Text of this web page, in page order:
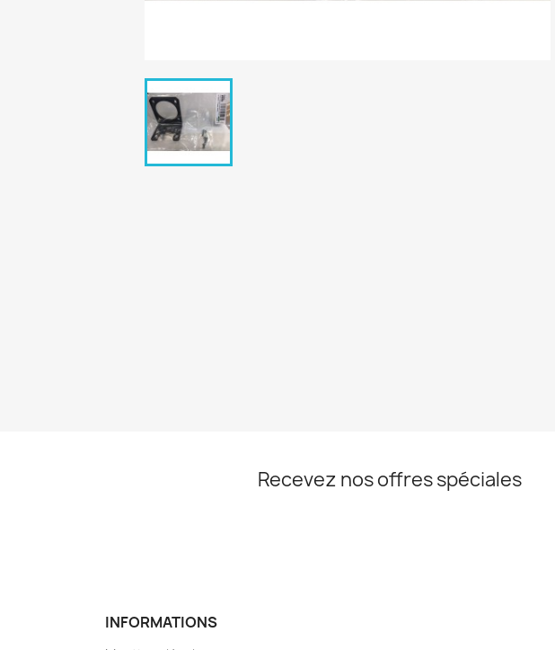
Recevez nos offres spéciales
INFORMATIONS